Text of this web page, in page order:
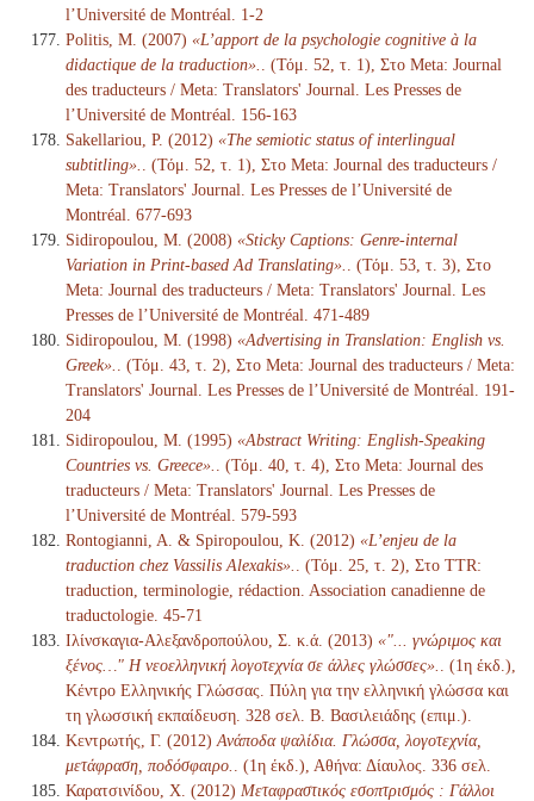
l’Université de Montréal. 1-2
Politis, M. (2007) «L’apport de la psychologie cognitive à la
didactique de la traduction».
. (Τόμ. 52, τ. 1), Στο Meta: Journal
des traducteurs / Meta: Translators' Journal. Les Presses de
l’Université de Montréal. 156-163
Sakellariou, P. (2012) «The semiotic status of interlingual
subtitling».
. (Τόμ. 52, τ. 1), Στο Meta: Journal des traducteurs /
Meta: Translators' Journal. Les Presses de l’Université de
Montréal. 677-693
Sidiropoulou, M. (2008) «Sticky Captions: Genre-internal
Variation in Print-based Ad Translating».
. (Τόμ. 53, τ. 3), Στο
Meta: Journal des traducteurs / Meta: Translators' Journal. Les
Presses de l’Université de Montréal. 471-489
Sidiropoulou, M. (1998) «Advertising in Translation: English vs.
Greek».
. (Τόμ. 43, τ. 2), Στο Meta: Journal des traducteurs / Meta:
Translators' Journal. Les Presses de l’Université de Montréal. 191-
204
Sidiropoulou, M. (1995) «Abstract Writing: English-Speaking
Countries vs. Greece».
. (Τόμ. 40, τ. 4), Στο Meta: Journal des
traducteurs / Meta: Translators' Journal. Les Presses de
l’Université de Montréal. 579-593
Rontogianni, A. & Spiropoulou, K. (2012) «L’enjeu de la
traduction chez Vassilis Alexakis».
. (Τόμ. 25, τ. 2), Στο TTR:
traduction, terminologie, rédaction. Association canadienne de
traductologie. 45-71
Ιλίνσκαγια-Αλεξανδροπούλου, Σ. κ.ά. (2013) «"... γνώριμος και
ξένος…" Η νεοελληνική λογοτεχνία σε άλλες γλώσσες».
. (1η έκδ.),
Κέντρο Ελληνικής Γλώσσας. Πύλη για την ελληνική γλώσσα και
τη γλωσσική εκπαίδευση. 328 σελ. Β. Βασιλειάδης (επιμ.).
Κεντρωτής, Γ. (2012) Ανάποδα ψαλίδια. Γλώσσα, λογοτεχνία,
μετάφραση, ποδόσφαιρο.
. (1η έκδ.), Αθήνα: Δίαυλος. 336 σελ.
Καρατσινίδου, Χ. (2012) Μεταφραστικός εσοπτρισμός : Γάλλοι